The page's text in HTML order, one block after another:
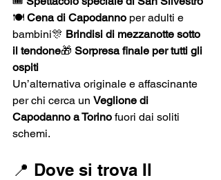
🍽️ Cena di Capodanno per adulti e
bambini🎊 Brindisi di mezzanotte sotto
il tendone🎁 Sorpresa finale per tutti gli
ospiti
Un’alternativa originale e affascinante
per chi cerca un Veglione di
Capodanno a Torino fuori dai soliti
schemi.
📍 Dove si trova Il